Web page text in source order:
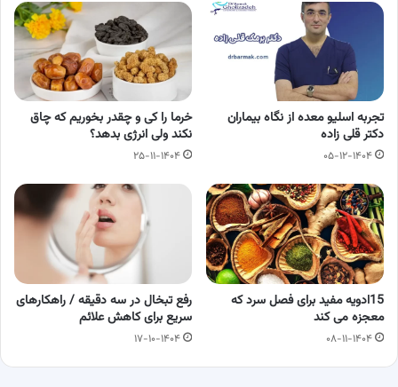
تجربه اسلیو معده از نگاه بیماران
دکتر قلی زاده
۰۵-۱۲-۱۴۰۴
خرما را کی و چقدر بخوریم که چاق
نکند ولی انرژی بدهد؟
۲۵-۱۱-۱۴۰۴
15ادویه مفید برای فصل سرد که
معجزه می کند
۰۸-۱۱-۱۴۰۴
رفع تبخال در سه دقیقه / راهکارهای
سریع برای کاهش علائم
۱۷-۱۰-۱۴۰۴